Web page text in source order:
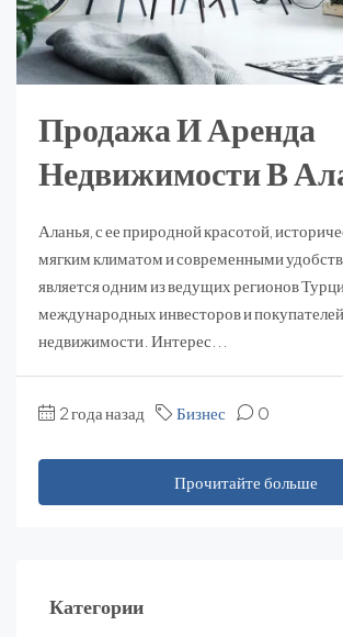
Продажа И Аренда
Недвижимости В
Аланья, с ее природной красотой,
мягким климатом и современными
является одним из ведущих регионов
международных инвесторов и покупателей
недвижимости. Интерес...
2 года назад Бизнес 0
Прочитайте больше
Категории